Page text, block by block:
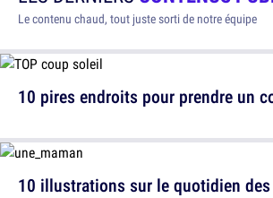
Le contenu chaud, tout juste sorti de notre équipe
10 pires endroits pour prendre un
10 illustrations sur le quotidien